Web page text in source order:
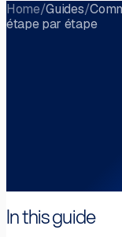
Home/Guides/
étape par étape
In this guide